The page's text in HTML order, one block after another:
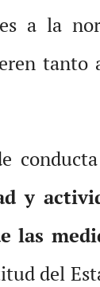
a la
tanto
y
las
del